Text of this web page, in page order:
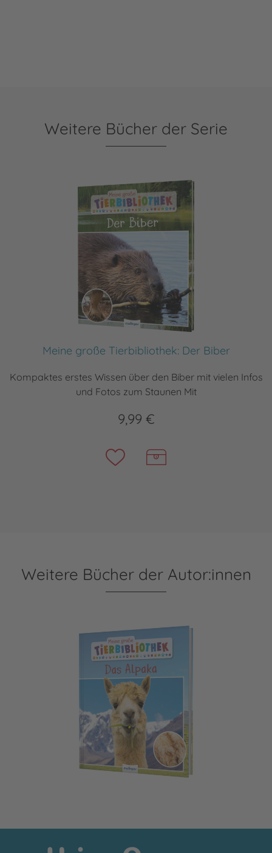
Weitere Bücher der Serie
Meine große Tierbibliothek: Der Biber
Kompaktes erstes Wissen über den Biber mit vielen Infos
und Fotos zum Staunen Mit
9,99 €
Weitere Bücher der Autor:innen
Meine große Tierbibliothek: Das Alpaka